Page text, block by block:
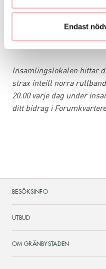
Endast
Läs mer om Uppsala
Insamlingslokalen hittar
strax inteill norra
20.00 varje dag under
ditt bidrag i
BESÖKSINFO
UTBUD
OM GRÄNBYSTADEN